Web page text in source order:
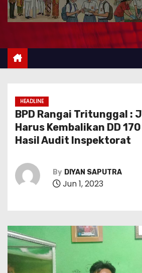
HEADLINE
BPD Rangai Tritunggal :
Harus Kembalikan DD
Hasil Audit Inspektorat
By DIYAN SAPUTRA
Jun 1, 2023